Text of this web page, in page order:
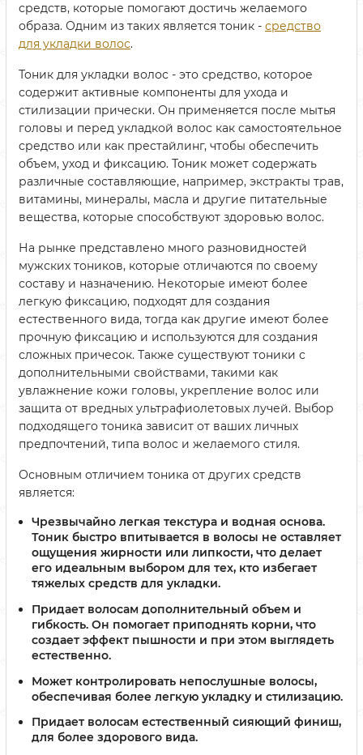
средств, которые помогают достичь желаемого
образа. Одним из таких является тоник - средство
для укладки волос.
Тоник для укладки волос - это средство, которое
содержит активные компоненты для ухода и
стилизации прически. Он применяется после мытья
головы и перед укладкой волос как самостоятельное
средство или как престайлинг, чтобы обеспечить
объем, уход и фиксацию. Тоник может содержать
различные составляющие, например, экстракты трав,
витамины, минералы, масла и другие питательные
вещества, которые способствуют здоровью волос.
На рынке представлено много разновидностей
мужских тоников, которые отличаются по своему
составу и назначению. Некоторые имеют более
легкую фиксацию, подходят для создания
естественного вида, тогда как другие имеют более
прочную фиксацию и используются для создания
сложных причесок. Также существуют тоники с
дополнительными свойствами, такими как
увлажнение кожи головы, укрепление волос или
защита от вредных ультрафиолетовых лучей. Выбор
подходящего тоника зависит от ваших личных
предпочтений, типа волос и желаемого стиля.
Основным отличием тоника от других средств
является:
Чрезвычайно легкая текстура и водная основа.
Тоник быстро впитывается в волосы не оставляет
ощущения жирности или липкости, что делает
его идеальным выбором для тех, кто избегает
тяжелых средств для укладки.
Придает волосам дополнительный объем и
гибкость. Он помогает приподнять корни, что
создает эффект пышности и при этом выглядеть
естественно.
Может контролировать непослушные волосы,
обеспечивая более легкую укладку и стилизацию.
Придает волосам естественный сияющий финиш,
для более здорового вида.